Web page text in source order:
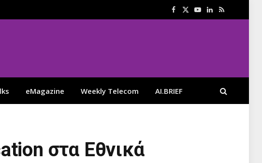
Facebook
X
YouTube
LinkedIn
RSS
eMagazine Weekly Telecom AI.BRIEF
στα Εθνικά